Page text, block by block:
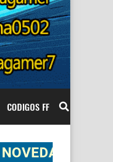
CODIGOS FF